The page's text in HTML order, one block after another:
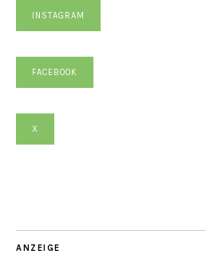
INSTAGRAM
FACEBOOK
X
ANZEIGE